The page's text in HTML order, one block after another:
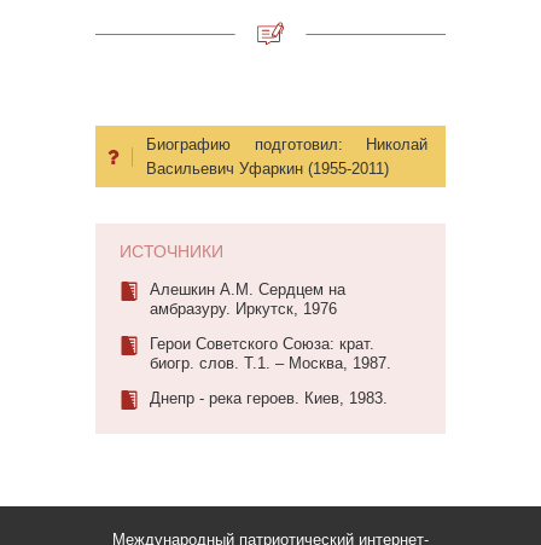
Биографию подготовил:
Николай
Васильевич Уфаркин (1955-2011)
ИСТОЧНИКИ
Алешкин А.М. Сердцем на
амбразуру. Иркутск, 1976
Герои Советского Союза: крат.
биогр. слов. Т.1. – Москва, 1987.
Днепр - река героев. Киев, 1983.
Международный патриотический интернет-